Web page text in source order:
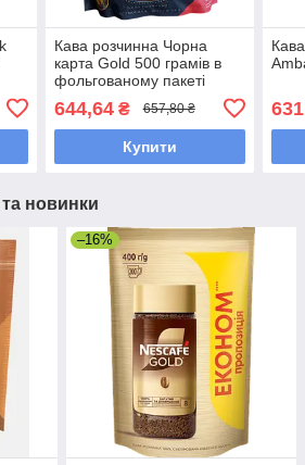
Кава розчинна Чорна
карта Gold 500 грамів в
фольгованому пакеті
644,64₴ 657,80 ₴
Купити
та новинки
–16%